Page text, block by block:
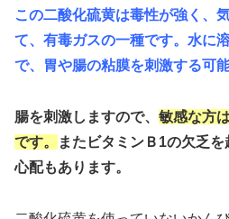
この二酸化硫黄は毒性が強く、
て、有毒ガスの一種です。水に
で、胃や腸の粘膜を刺激する可
腸を刺激しますので、 敏感な方
です。
またビタミンＢ1の欠乏
心配もあります。